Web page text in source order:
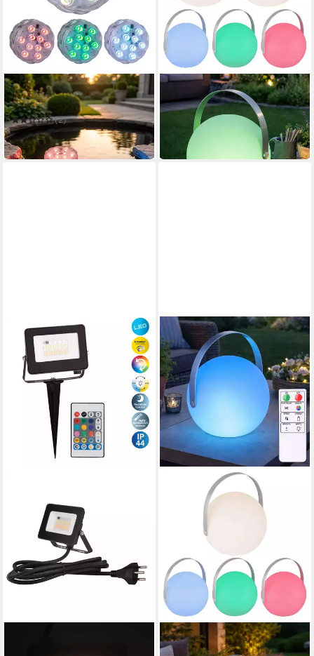
GLOBO LIGHTING
Gartenleuchte
(2)
19,99 €
in 4-5 Werktagen bei dir
GLOBO LIGHTING
LED Dekolicht
55,99 €
in 4-5 Werktagen bei dir
GLOBO LIGHTING
LED Dekolicht